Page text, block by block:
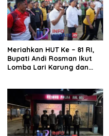
Meriahkan HUT Ke – 81 RI,
Bupati Andi Rosman Ikut
Lomba Lari Karung dan